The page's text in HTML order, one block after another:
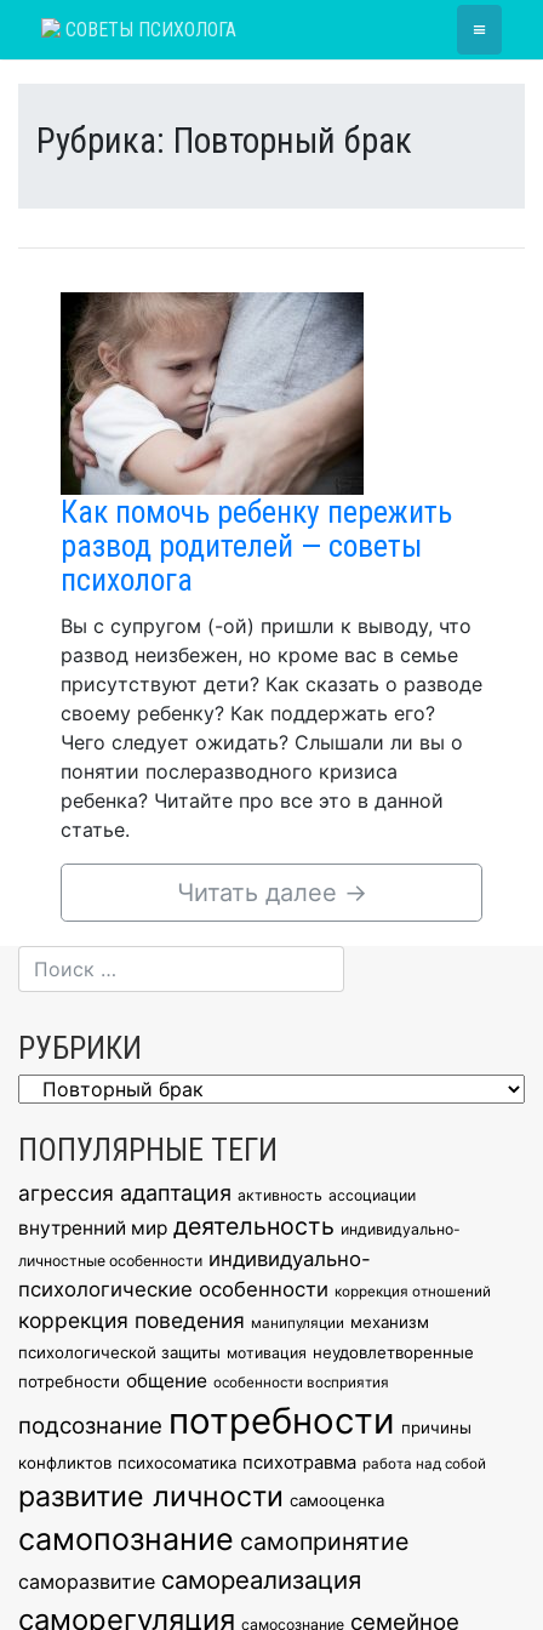
СОВЕТЫ ПСИХОЛОГА ≡
Рубрика: Повторный брак
Как помочь ребенку пережить
развод родителей — советы
психолога
Вы с супругом (-ой) пришли к выводу, что
развод неизбежен, но кроме вас в семье
присутствуют дети? Как сказать о разводе
своему ребенку? Как поддержать его?
Чего следует ожидать? Слышали ли вы о
понятии послеразводного кризиса
ребенка? Читайте про все это в данной
статье.
Читать далее →
РУБРИКИ
Рубрики
ПОПУЛЯРНЫЕ ТЕГИ
агрессия адаптация активность ассоциации
внутренний мир деятельность индивидуально-
личностные особенности индивидуально-
психологические особенности коррекция отношений
коррекция поведения манипуляции механизм
психологической защиты мотивация неудовлетворенные
потребности общение особенности восприятия
подсознание потребности причины
конфликтов психосоматика психотравма работа над собой
развитие личности самооценка
самопознание самопринятие
саморазвитие самореализация
саморегуляция самосознание семейное